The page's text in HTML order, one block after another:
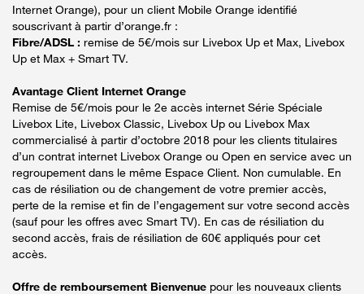
Internet Orange), pour un client Mobile Orange identifié
souscrivant à partir d’orange.fr :
Fibre/ADSL : remise de 5€/mois sur Livebox Up et Max, Livebox
Up et Max + Smart TV.
Avantage Client Internet Orange
Remise de 5€/mois pour le 2e accès internet Série Spéciale
Livebox Lite, Livebox Classic, Livebox Up ou Livebox Max
commercialisé à partir d’octobre 2018 pour les clients titulaires
d’un contrat internet Livebox Orange ou Open en service avec un
regroupement dans le même Espace Client. Non cumulable. En
cas de résiliation ou de changement de votre premier accès,
perte de la remise et fin de l’engagement sur votre second accès
(sauf pour les offres avec Smart TV). En cas de résiliation du
second accès, frais de résiliation de 60€ appliqués pour cet
accès.
Offre de remboursement Bienvenue pour les nouveaux clients